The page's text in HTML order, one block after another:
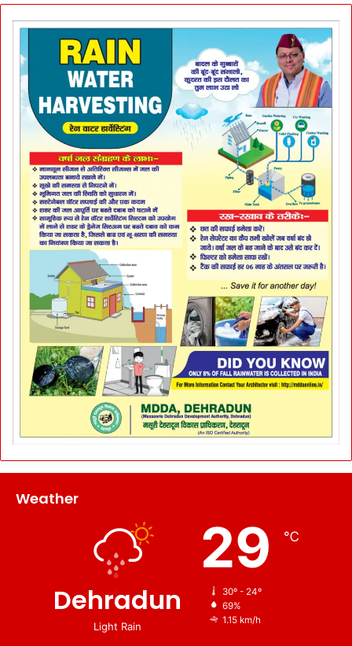
Weather
Dehradun
Light Rain
29 ℃
30º - 24º
69%
1.15 km/h